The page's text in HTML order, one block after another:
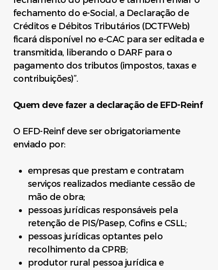
fechamento do e-Social, a Declaração de
Créditos e Débitos Tributários (DCTFWeb)
ficará disponível no e-CAC para ser editada e
transmitida, liberando o DARF para o
pagamento dos tributos (impostos, taxas e
contribuições)”.
Quem deve fazer a declaração de EFD-Reinf
O EFD-Reinf deve ser obrigatoriamente
enviado por:
empresas que prestam e contratam
serviços realizados mediante cessão de
mão de obra;
pessoas jurídicas responsáveis pela
retenção de PIS/Pasep, Cofins e CSLL;
pessoas jurídicas optantes pelo
recolhimento da CPRB;
produtor rural pessoa jurídica e